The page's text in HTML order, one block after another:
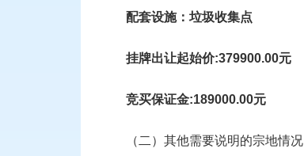
配套设施： 垃圾收集点
挂牌出让起始价:379900.00元
竞买保证金:189000.00元
（二） 其他需要说明的宗地情况